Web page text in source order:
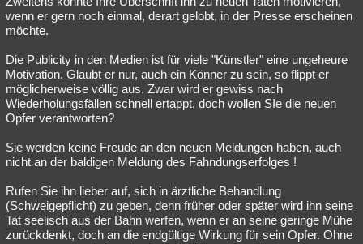
wenn er gern noch einmal, derart gelobt, in der Presse erscheinen
möchte.
Die Publicity in den Medien ist für viele "Künstler" eine ungeheure
Motivation. Glaubt er nur, auch ein Könner zu sein, so flippt er
möglicherweise völlig aus. Zwar wird er gewiss nach
Wiederholungsfällen schnell ertappt, doch wollen SIe die neuen
Opfer verantworten?
Sie werden keine Freude an den neuen Meldungen haben, auch
nicht an der baldigen Meldung des Fahndungserfolges !
Rufen Sie ihn lieber auf, sich in ärztliche Behandlung
(Schweigepflicht) zu geben, denn früher oder später wird ihn seine
Tat seelisch aus der Bahn werfen, wenn er an seine geringe Mühe
zurückdenkt, doch an die endgültige Wirkung für sein Opfer. Ohne